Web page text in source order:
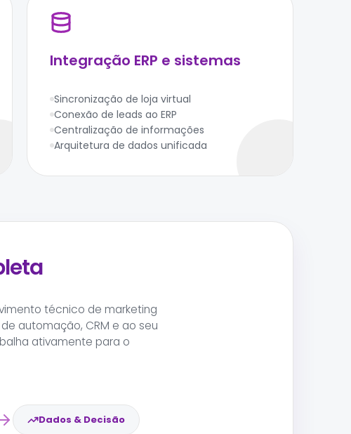
Integração ERP e sistemas
Sincronização de loja virtual
Conexão de leads ao ERP
Centralização de informações
Arquitetura de dados unificada
técnico de marketing
automação, CRM e ao seu
ativamente para o
Dados & Decisão